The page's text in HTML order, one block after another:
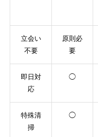
立会い
不要
原則必
要
即日対
応
◯
特殊清
掃
◯